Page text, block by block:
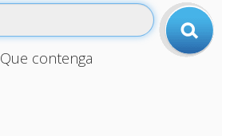
Que contenga